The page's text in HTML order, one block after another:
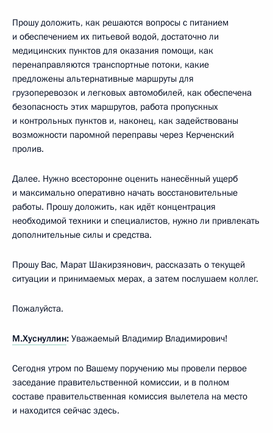
Прошу доложить, как решаются вопросы с питанием
и обеспечением их питьевой водой, достаточно ли
медицинских пунктов для оказания помощи, как
перенаправляются транспортные потоки, какие
предложены альтернативные маршруты для
грузоперевозок и легковых автомобилей, как обеспечена
безопасность этих маршрутов, работа пропускных
и контрольных пунктов и, наконец, как задействованы
возможности паромной переправы через Керченский
пролив.
Далее. Нужно всесторонне оценить нанесённый ущерб
и максимально оперативно начать восстановительные
работы. Прошу доложить, как идёт концентрация
необходимой техники и специалистов, нужно ли привлекать
дополнительные силы и средства.
Прошу Вас, Марат Шакирзянович, рассказать о текущей
ситуации и принимаемых мерах, а затем послушаем коллег.
Пожалуйста.
М.Хуснуллин: Уважаемый Владимир Владимирович!
Сегодня утром по Вашему поручению мы провели первое
заседание правительственной комиссии, и в полном
составе правительственная комиссия вылетела на место
и находится сейчас здесь.